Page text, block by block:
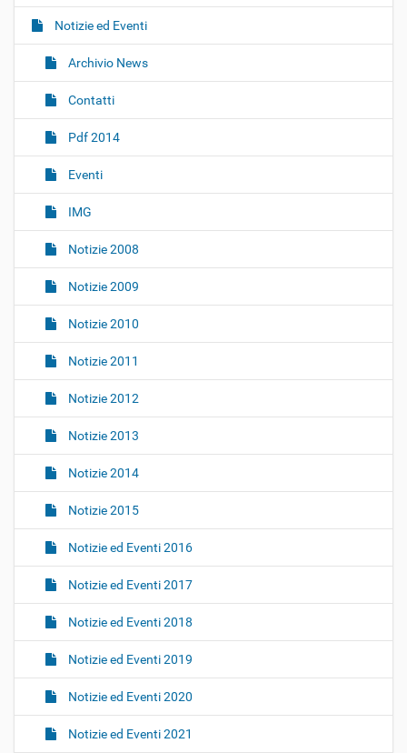
a
v
g
i
n
Notizie ed Eventi
Archivio News
Contatti
Pdf 2014
Eventi
IMG
Notizie 2008
Notizie 2009
Notizie 2010
Notizie 2011
Notizie 2012
Notizie 2013
Notizie 2014
Notizie 2015
Notizie ed Eventi 2016
Notizie ed Eventi 2017
Notizie ed Eventi 2018
Notizie ed Eventi 2019
Notizie ed Eventi 2020
Notizie ed Eventi 2021